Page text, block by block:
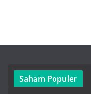
Saham Populer